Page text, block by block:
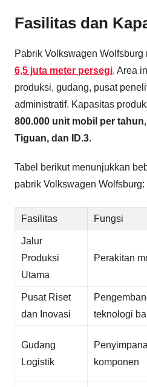
Fasilitas dan
Pabrik Volkswagen
6,5 juta meter persegi. Area
produksi, gudang, pusat
administratif. Kapasitas
800.000 unit mobil per tahun
Tiguan, dan ID.3.
Tabel berikut menunjukkan
pabrik Volkswagen Wolfsburg:
Fasilitas Fungsi
Jalur
Produksi
Utama
Perakitan
Pusat Riset
dan Inovasi
teknologi
Gudang
Logistik
komponen